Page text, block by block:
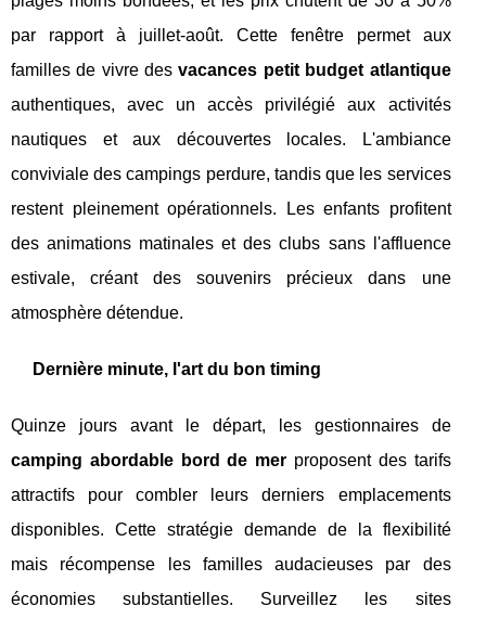
par rapport à juillet-août. Cette fenêtre permet aux
familles de vivre desvacances petit budget atlantique
authentiques, avec un accès privilégié aux activités
nautiques et aux découvertes locales. L'ambiance
conviviale des campings perdure, tandis que les services
restent pleinement opérationnels. Les enfants profitent
des animations matinales et des clubs sans l'affluence
estivale, créant des souvenirs précieux dans une
atmosphère détendue.
Dernière minute, l'art du bon timing
Quinze jours avant le départ, les gestionnaires de
camping abordable bord de mer proposent des tarifs
attractifs pour combler leurs derniers emplacements
disponibles. Cette stratégie demande de la flexibilité
mais récompense les familles audacieuses par des
économies substantielles. Surveillez les sites